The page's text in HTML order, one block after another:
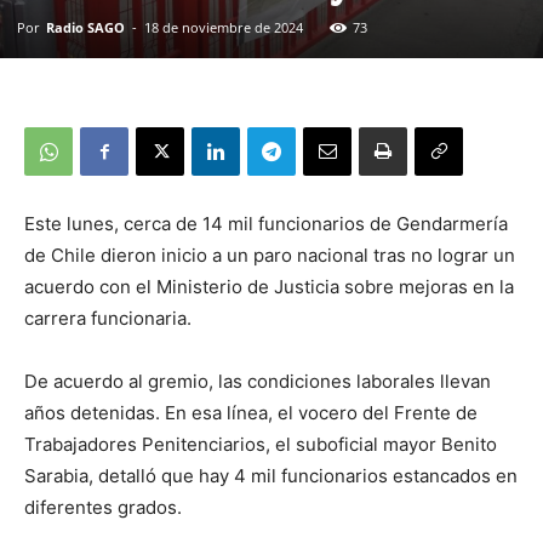
Por Radio SAGO - 18 de noviembre de 2024 73
Este lunes, cerca de 14 mil funcionarios de Gendarmería
de Chile dieron inicio a un paro nacional tras no lograr un
acuerdo con el Ministerio de Justicia sobre mejoras en la
carrera funcionaria.
De acuerdo al gremio, las condiciones laborales llevan
años detenidas. En esa línea, el vocero del Frente de
Trabajadores Penitenciarios, el suboficial mayor Benito
Sarabia, detalló que hay 4 mil funcionarios estancados en
diferentes grados.